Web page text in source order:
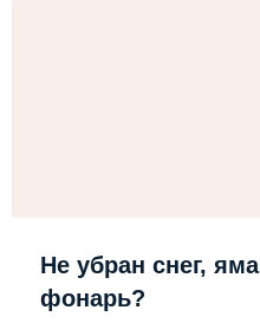
Не убран снег,
фонарь?